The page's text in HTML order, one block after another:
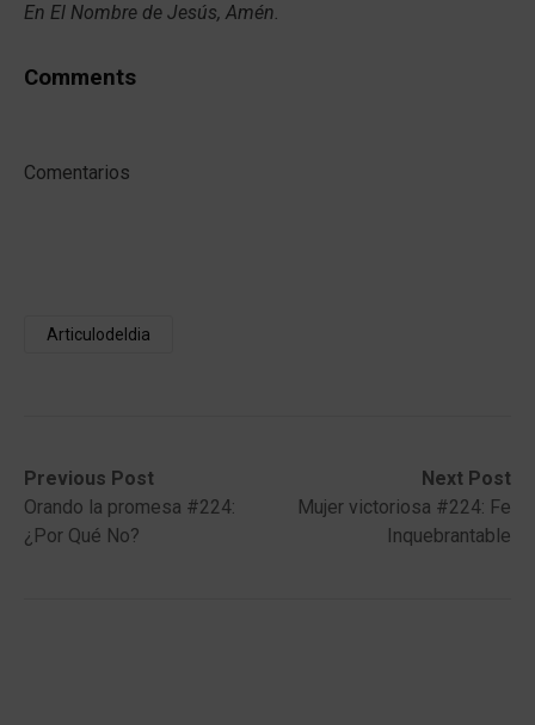
En El Nombre de Jesús, Amén.
Comments
Comentarios
Articulodeldia
Post
navigation
Previous Post
Previous
post:Orando la promesa #224:
¿Por Qué No?
Next Post
Next
post:
Mujer victoriosa #224: Fe
Inquebrantable